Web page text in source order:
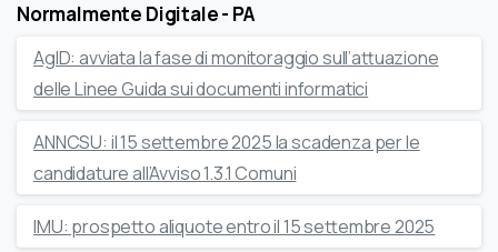
Normalmente Digitale - PA
AgID: avviata la fase di monitoraggio sull’attuazione
delle Linee Guida sui documenti informatici
ANNCSU: il 15 settembre 2025 la scadenza per le
candidature all’Avviso 1.3.1 Comuni
IMU: prospetto aliquote entro il 15 settembre 2025